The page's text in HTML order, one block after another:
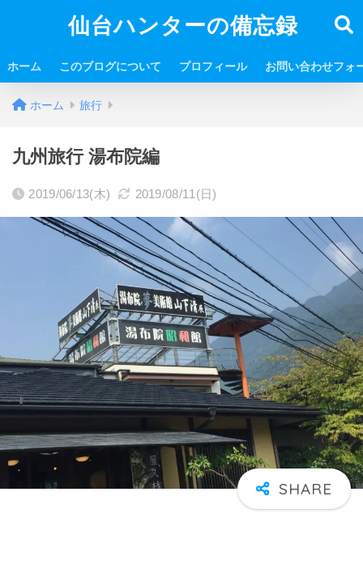
仙台ハンターの備忘録
ホーム このブログについて プロフィール お問い合わせフォ
ホーム 旅行
九州旅行 湯布院編
2019/06/13(木) 2019/08/11(日)